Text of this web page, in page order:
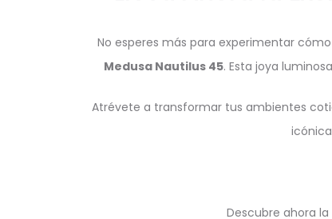
No esperes más para experimentar cómo
Medusa Nautilus 45. Esta joya
Atrévete a transformar tus ambientes
Descubre ahora